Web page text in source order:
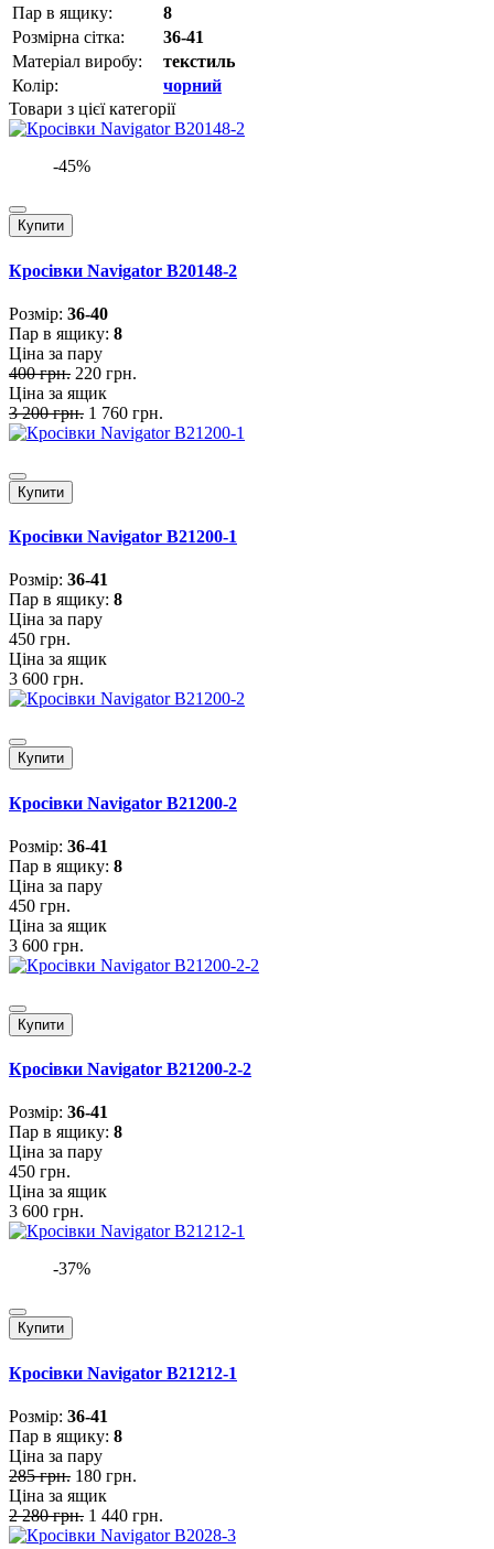
Пар в ящику:
8
Розмірна сітка:
36-41
Матеріал виробу:
текстиль
Колір:
чорний
Товари з цієї категорії
-45%
Купити
Кросівки Navigator B20148-2
Розмiр: 36-40
Пар в ящику: 8
Ціна за пару
400 грн. 220 грн.
Ціна за ящик
3 200 грн. 1 760 грн.
Купити
Кросівки Navigator B21200-1
Розмiр: 36-41
Пар в ящику: 8
Ціна за пару
450 грн.
Ціна за ящик
3 600 грн.
Купити
Кросівки Navigator B21200-2
Розмiр: 36-41
Пар в ящику: 8
Ціна за пару
450 грн.
Ціна за ящик
3 600 грн.
Купити
Кросівки Navigator B21200-2-2
Розмiр: 36-41
Пар в ящику: 8
Ціна за пару
450 грн.
Ціна за ящик
3 600 грн.
-37%
Купити
Кросівки Navigator B21212-1
Розмiр: 36-41
Пар в ящику: 8
Ціна за пару
285 грн. 180 грн.
Ціна за ящик
2 280 грн. 1 440 грн.